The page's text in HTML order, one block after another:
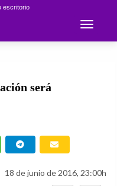
escritorio
Toggle
será
18 de junio de 2016, 23:00h